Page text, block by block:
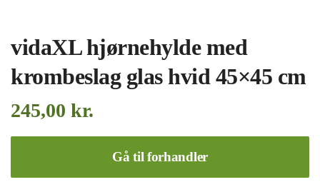
vidaXL hjørnehylde med
krombeslag glas hvid 45×45 cm
245,00 kr.
Gå til forhandler